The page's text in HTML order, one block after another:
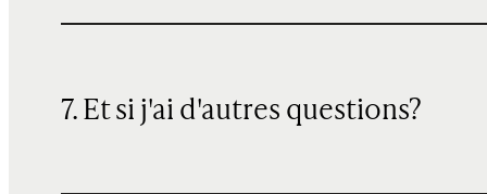
7. Et si j'ai d'autres questions?